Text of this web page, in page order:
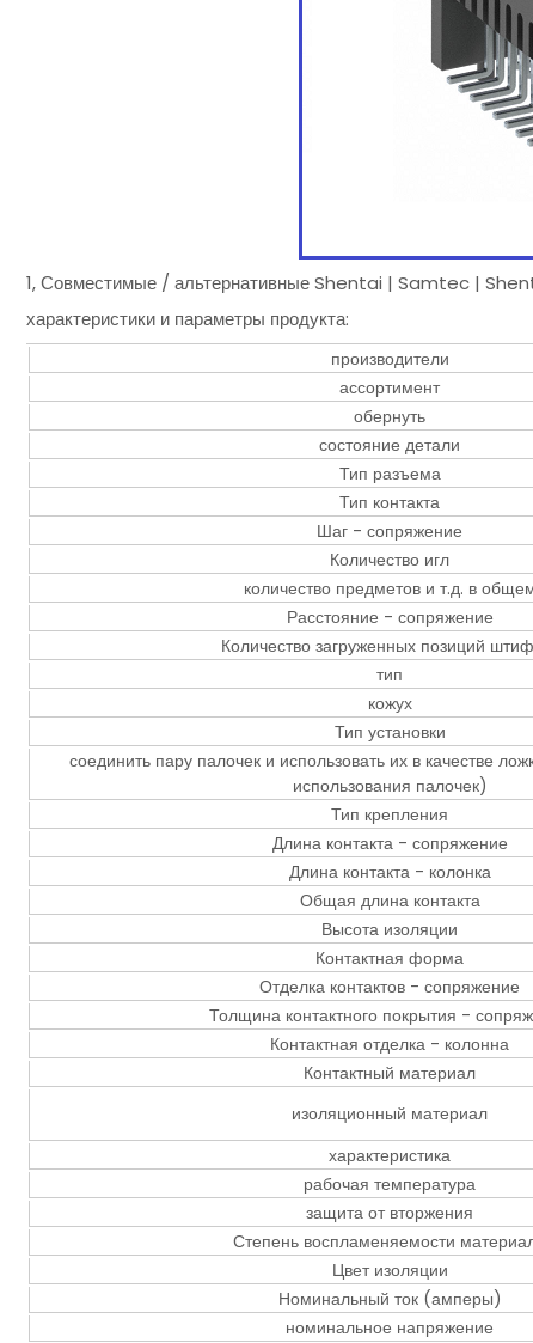
1, Совместимые / альтернативные Shentai | Samtec |
характеристики и параметры продукта:
производители
ассортимент
обернуть
состояние детали
Тип разъема
Тип контакта
Шаг - сопряжение
Количество игл
количество предметов и т.д. в
Расстояние - сопряжение
Количество загруженных позиций
тип
кожух
Тип установки
соединить пару палочек и использовать их в качестве
использования палочек)
Тип крепления
Длина контакта - сопряжение
Длина контакта - колонка
Общая длина контакта
Высота изоляции
Контактная форма
Отделка контактов - сопряжение
Толщина контактного покрытия -
Контактная отделка - колонна
Контактный материал
изоляционный материал
характеристика
рабочая температура
защита от вторжения
Степень воспламеняемости
Цвет изоляции
Номинальный ток (амперы)
номинальное напряжение